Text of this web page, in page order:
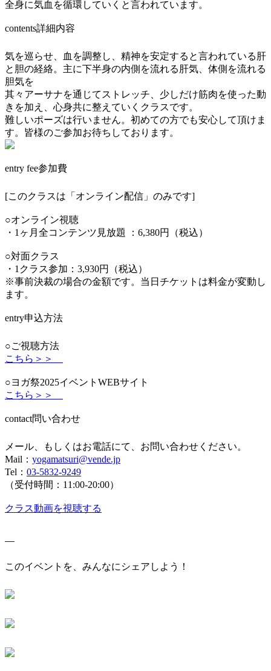
全身に気血を循環していくと言われています。
contents詳細内容
気を巡らせ、血を調整し、精神を安定すると言われている肝
と胆の経絡。主に下半身の内側を流れる肝気、体側を流れる
胆気を
其々アーサナを通じてストレッチ、少しだけ筋肉を使った動
きを加え、心身共に整えていくクラスです。
難しいポーズは行いません。初めての方でも安心して頂けま
す。皆様のご参加お待ちしております。
entry fee参加費
[このクラスは「オンライン配信」のみです]
○オンライン視聴
・1ヶ月全コンテンツ見放題 ：6,380円（税込）
○対面クラス
・1クラス参加：3,930円（税込）
※事前決裁の場合の金額です。当日チケットは料金が変動し
ます。
entry申込方法
○ご視聴方法
こちら＞＞
○ヨガ祭2025イベントWEBサイト
こちら＞＞
contact問い合わせ
メール、もしくはお電話にて、お問い合わせください。
Mail： yogamatsuri@vende.jp
Tel： 03-5832-9249
（受付時間：11:00-20:00）
クラス動画を視聴する
このイベントを、みんなにシェアしよう！